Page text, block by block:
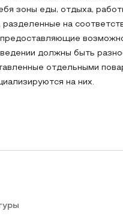
зоны еды, отдыха,
разделенные на
должны быть
отдельными
на них.